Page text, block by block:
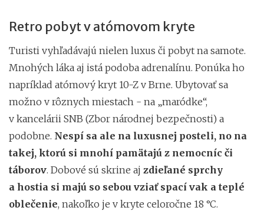
Retro pobyt v atómovom kryte
Turisti vyhľadávajú nielen luxus či pobyt na samote.
Mnohých láka aj istá podoba adrenalínu. Ponúka ho
napríklad atómový kryt 10-Z v Brne. Ubytovať sa
možno v rôznych miestach - na „maródke“,
v kancelárii SNB (Zbor národnej bezpečnosti) a
podobne. Nespí sa ale na luxusnej posteli, no na
takej, ktorú si mnohí pamätajú z nemocníc či
táborov. Dobové sú skrine aj zdieľané sprchy
a hostia si majú so sebou vziať spací vak a teplé
oblečenie, nakoľko je v kryte celoročne 18 °C.